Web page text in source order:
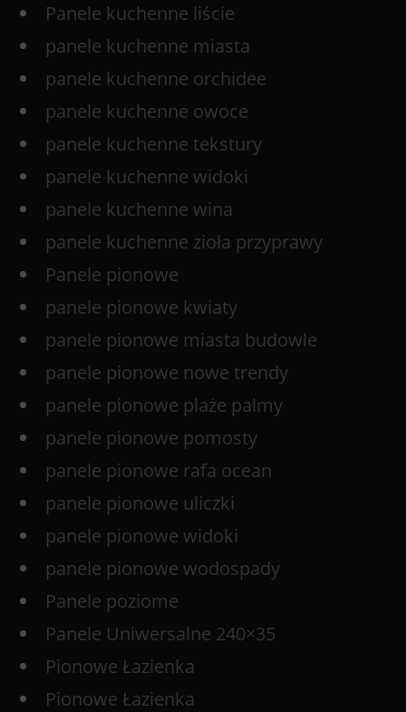
Panele kuchenne liście
panele kuchenne miasta
panele kuchenne orchidee
panele kuchenne owoce
panele kuchenne tekstury
panele kuchenne widoki
panele kuchenne wina
panele kuchenne zioła przyprawy
Panele pionowe
panele pionowe kwiaty
panele pionowe miasta budowle
panele pionowe nowe trendy
panele pionowe plaże palmy
panele pionowe pomosty
panele pionowe rafa ocean
panele pionowe uliczki
panele pionowe widoki
panele pionowe wodospady
Panele poziome
Panele Uniwersalne 240×35
Pionowe Łazienka
Pionowe Łazienka